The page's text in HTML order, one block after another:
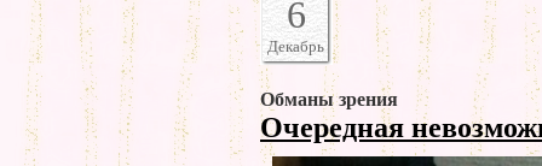
6
Декабрь
Обманы зрения
Очередная